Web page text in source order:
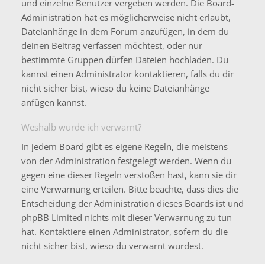
und einzelne Benutzer vergeben werden. Die Board-
Administration hat es möglicherweise nicht erlaubt,
Dateianhänge in dem Forum anzufügen, in dem du
deinen Beitrag verfassen möchtest, oder nur
bestimmte Gruppen dürfen Dateien hochladen. Du
kannst einen Administrator kontaktieren, falls du dir
nicht sicher bist, wieso du keine Dateianhänge
anfügen kannst.
Weshalb wurde ich verwarnt?
In jedem Board gibt es eigene Regeln, die meistens
von der Administration festgelegt werden. Wenn du
gegen eine dieser Regeln verstoßen hast, kann sie dir
eine Verwarnung erteilen. Bitte beachte, dass dies die
Entscheidung der Administration dieses Boards ist und
phpBB Limited nichts mit dieser Verwarnung zu tun
hat. Kontaktiere einen Administrator, sofern du die
nicht sicher bist, wieso du verwarnt wurdest.